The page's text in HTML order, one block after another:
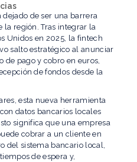
dejado de ser una barrera
la región. Tras integrar la
Unidos en 2025, la fintech
salto estratégico al anunciar
pago y cobro en euros,
de fondos desde la
esta nueva herramienta
datos bancarios locales
significa que una empresa
cobrar a un cliente en
del sistema bancario local,
de espera y,